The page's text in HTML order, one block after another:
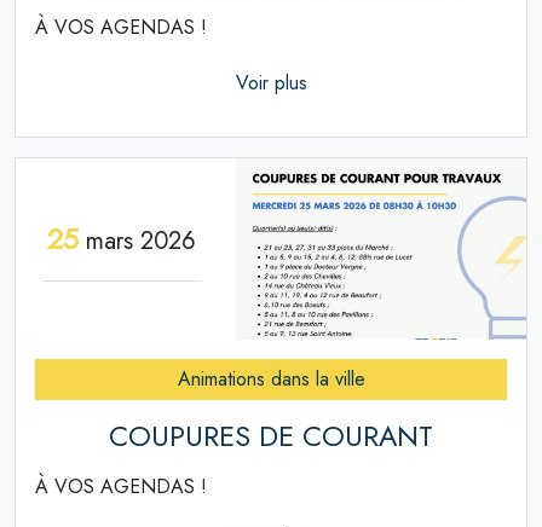
À VOS AGENDAS !
Voir plus
25 mars 2026
Animations dans la ville
COUPURES DE COURANT
À VOS AGENDAS !